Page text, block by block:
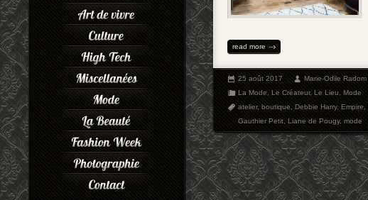
read more
25 août 2017 Marie-Odile Radom
La Mode,Le Créateur,Le Lieu,Mode
atelier,boutique,Debbie Harry,Empire,
Gauthier Petit,Liane de Pougy,mode